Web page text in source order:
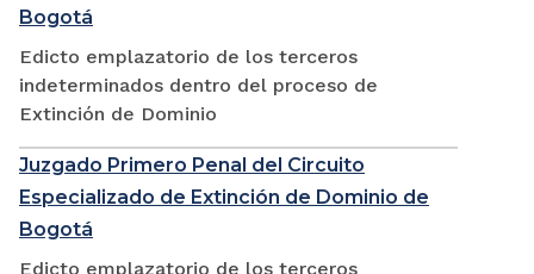
Bogotá
Edicto emplazatorio de los terceros
indeterminados dentro del proceso de
Extinción de Dominio
Juzgado Primero Penal del Circuito
Especializado de Extinción de Dominio de
Bogotá
Edicto emplazatorio de los terceros